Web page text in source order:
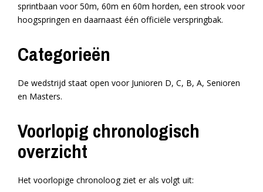
sprintbaan voor 50m, 60m en 60m horden, een strook voor
hoogspringen en daarnaast één officiële verspringbak.
Categorieën
De wedstrijd staat open voor Junioren D, C, B, A, Senioren
en Masters.
Voorlopig chronologisch
overzicht
Het voorlopige chronoloog ziet er als volgt uit: